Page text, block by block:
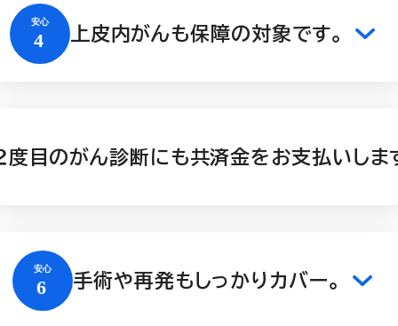
上皮内がんも保障の対象です。
度目のがん診断にも共済金をお支払いしま
手術や再発もしっかりカバー。